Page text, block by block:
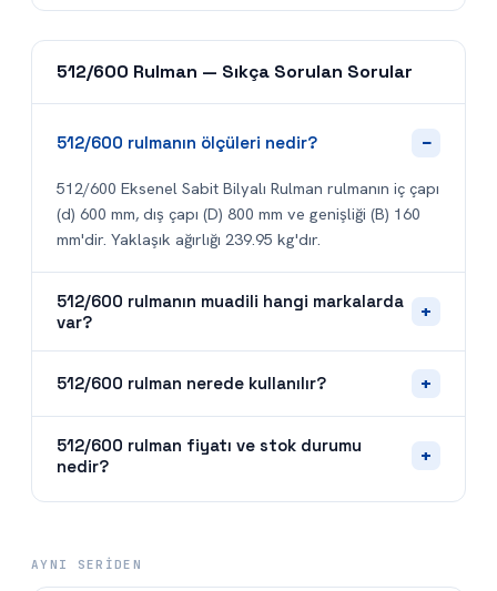
512/600 Rulman — Sıkça Sorulan Sorular
512/600 rulmanın ölçüleri nedir? −
512/600 Eksenel Sabit Bilyalı Rulman rulmanın iç çapı
(d) 600 mm, dış çapı (D) 800 mm ve genişliği (B) 160
mm'dir. Yaklaşık ağırlığı 239.95 kg'dır.
512/600 rulmanın muadili hangi markalarda
var?
+
512/600 rulman nerede kullanılır? +
512/600 rulman fiyatı ve stok durumu
nedir?
+
AYNI SERIDEN